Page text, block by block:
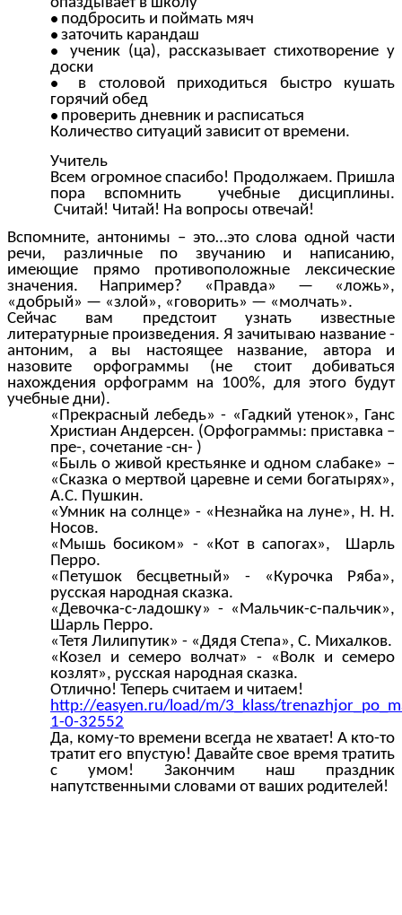
опаздывает в школу
подбросить и поймать мяч
заточить карандаш
ученик (ца), рассказывает стихотворение у
доски
в столовой приходиться быстро кушать
горячий обед
проверить дневник и расписаться
Количество ситуаций зависит от времени.
Учитель
Всем огромное спасибо! Продолжаем. Пришла
пора вспомнить учебные дисциплины.
Считай! Читай! На вопросы отвечай!
Вспомните, антонимы – это…это слова одной части
речи, различные по звучанию и написанию,
имеющие прямо противоположные лексические
значения. Например? «Правда» — «ложь»,
«добрый» — «злой», «говорить» — «молчать».
Сейчас вам предстоит узнать известные
литературные произведения. Я зачитываю название -
антоним, а вы настоящее название, автора и
назовите орфограммы (не стоит добиваться
нахождения орфограмм на 100%, для этого будут
учебные дни).
«Прекрасный лебедь» - «Гадкий утенок», Ганс
Христиан Андерсен. (Орфограммы: приставка –
пре-, сочетание -сн- )
«Быль о живой крестьянке и одном слабаке» –
«Сказка о мертвой царевне и семи богатырях»,
А.С. Пушкин.
«Умник на солнце» - «Незнайка на луне», Н. Н.
Носов.
«Мышь босиком» - «Кот в сапогах», Шарль
Перро.
«Петушок бесцветный» - «Курочка Ряба»,
русская народная сказка.
«Девочка-с-ладошку» - «Мальчик-с-пальчик»,
Шарль Перро.
«Тетя Лилипутик» - «Дядя Степа», С. Михалков.
«Козел и семеро волчат» - «Волк и семеро
козлят», русская народная сказка.
Отлично! Теперь считаем и читаем!
http://easyen.ru/load/m/3_klass/
1-0-32552
Да, кому-то времени всегда не хватает! А кто-то
тратит его впустую! Давайте свое время тратить
с умом! Закончим наш праздник
напутственными словами от ваших родителей!